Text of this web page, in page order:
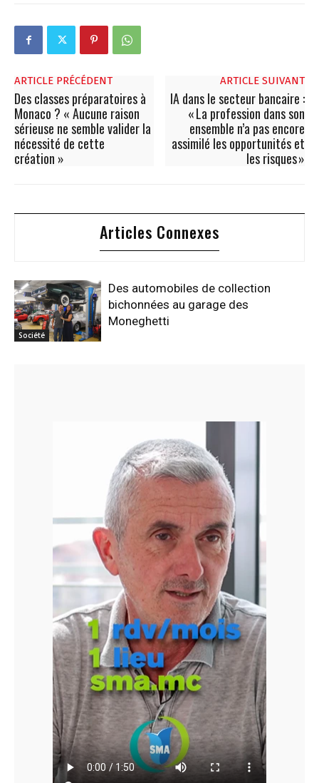
ARTICLE PRÉCÉDENT
Des classes préparatoires à
Monaco ? « Aucune raison
sérieuse ne semble valider la
nécessité de cette
création »
ARTICLE SUIVANT
IA dans le secteur bancaire :
« La profession dans son
ensemble n’a pas encore
assimilé les opportunités et
les risques »
Articles Connexes
Société
Des automobiles de collection
bichonnées au garage des
Moneghetti